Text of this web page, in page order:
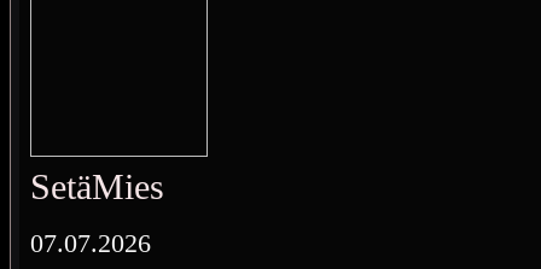
SetäMies
07.07.2026